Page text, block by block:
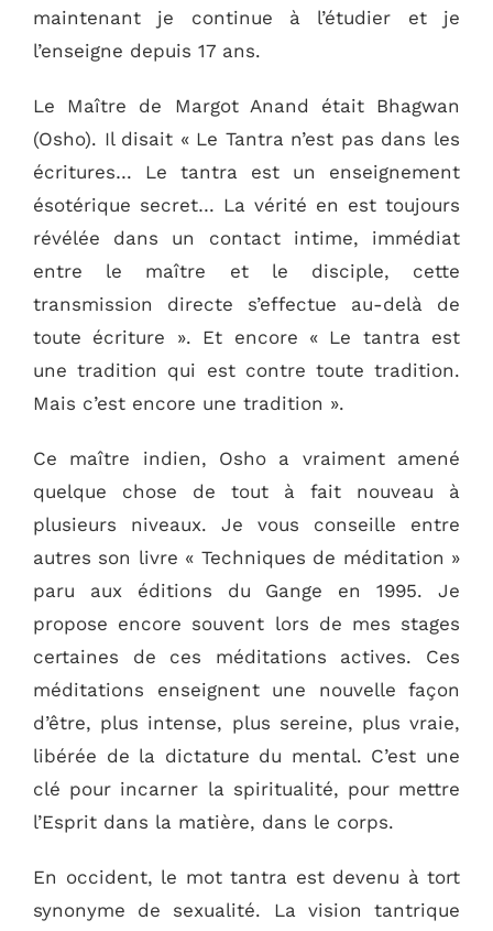
maintenant je continue à l’étudier et je
l’enseigne depuis 17 ans.
Le Maître de Margot Anand était Bhagwan
(Osho). Il disait « Le Tantra n’est pas dans les
écritures… Le tantra est un enseignement
ésotérique secret… La vérité en est toujours
révélée dans un contact intime, immédiat
entre le maître et le disciple, cette
transmission directe s’effectue au-delà de
toute écriture ». Et encore « Le tantra est
une tradition qui est contre toute tradition.
Mais c’est encore une tradition ».
Ce maître indien, Osho a vraiment amené
quelque chose de tout à fait nouveau à
plusieurs niveaux. Je vous conseille entre
autres son livre « Techniques de méditation »
paru aux éditions du Gange en 1995. Je
propose encore souvent lors de mes stages
certaines de ces méditations actives. Ces
méditations enseignent une nouvelle façon
d’être, plus intense, plus sereine, plus vraie,
libérée de la dictature du mental. C’est une
clé pour incarner la spiritualité, pour mettre
l’Esprit dans la matière, dans le corps.
En occident, le mot tantra est devenu à tort
synonyme de sexualité. La vision tantrique